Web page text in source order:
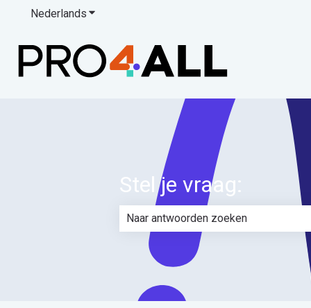
Nederlands Submenu tonen voor vertalingen
Stel je vraag:
Er zijn geen suggesties want het